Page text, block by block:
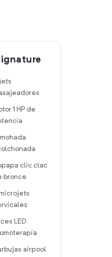
1 HP de
clic clac
bronce
LED
airpool